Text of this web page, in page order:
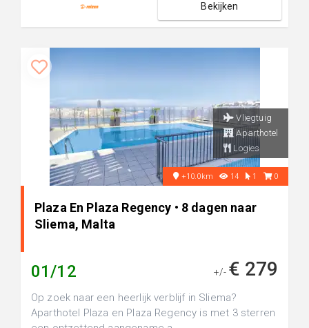
Bekijken
Vliegtuig
Aparthotel
Logies
+10.0km 14 1 0
Plaza En Plaza Regency • 8 dagen naar
Sliema, Malta
01/12 +/- € 279
Op zoek naar een heerlijk verblijf in Sliema?
Aparthotel Plaza en Plaza Regency is met 3 sterren